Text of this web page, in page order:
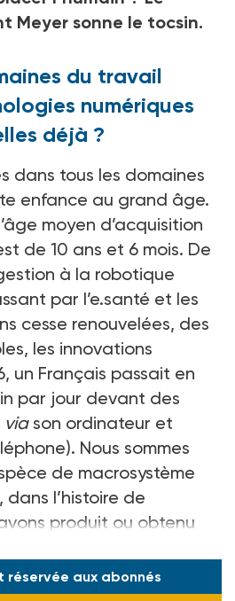
Meyer sonne le tocsin.
du travail
numériques
déjà ?
dans tous les domaines
enfance au grand âge.
moyen d’acquisition
de 10 ans et 6 mois. De
à la robotique
par l’e.santé et les
cesse renouvelées, des
les innovations
un Français passait en
par jour devant des
viason ordinateur et
Nous sommes
de macrosystème
l’histoire de
produit ou obtenu
réservée aux abonnés